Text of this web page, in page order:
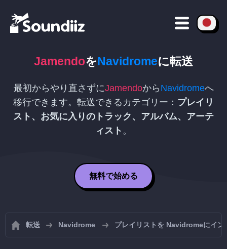
JamendoをNavidromeに転送
最初からやり直さずにJamendoから Navidromeへ
移行できます。転送できるカテゴリー： プレイリ
スト、お気に入りのトラック、アルバム、アーテ
ィスト 。
無料で始める
転送 Navidrome プレイリストを Navidromeにイン